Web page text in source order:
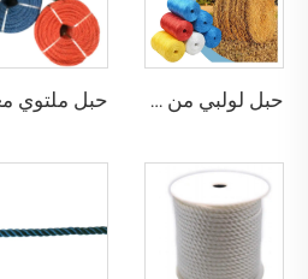
حبل لولبي من فيلم البولي بروبيلين المنشور